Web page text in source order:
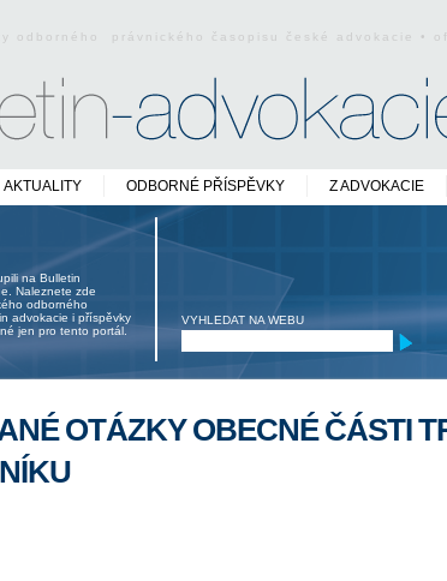
odborného právnického časopisu české advokacie
AKTUALITY ODBORNÉ PŘÍSPĚVKY Z ADVOKACIE
na Bulletin
Naleznete zde
odborného
advokacie i příspěvky
jen pro tento portál.
VYHLEDAT NA WEBU
OTÁZKY OBECNÉ ČÁSTI